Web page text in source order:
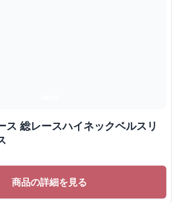
ス 総レースハイネックベルスリ
商品の詳細を見る